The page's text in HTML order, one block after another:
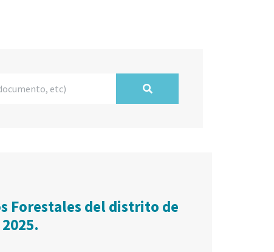
Forestales del distrito de